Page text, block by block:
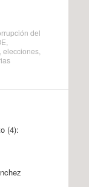
del
elecciones,
(4):